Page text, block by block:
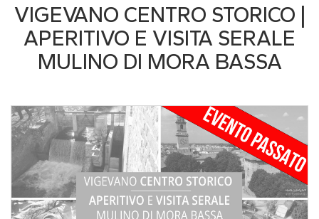
VIGEVANO CENTRO STORICO |
APERITIVO E VISITA SERALE
MULINO DI MORA BASSA